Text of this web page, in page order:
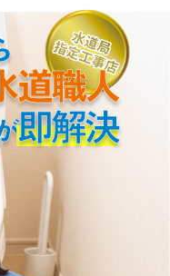
道職人
即解決